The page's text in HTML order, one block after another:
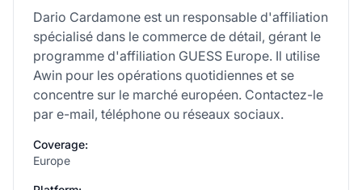
Dario Cardamone est un responsable d'affiliation
spécialisé dans le commerce de détail, gérant le
programme d'affiliation GUESS Europe. Il utilise
Awin pour les opérations quotidiennes et se
concentre sur le marché européen. Contactez-le
par e-mail, téléphone ou réseaux sociaux.
Coverage:
Europe